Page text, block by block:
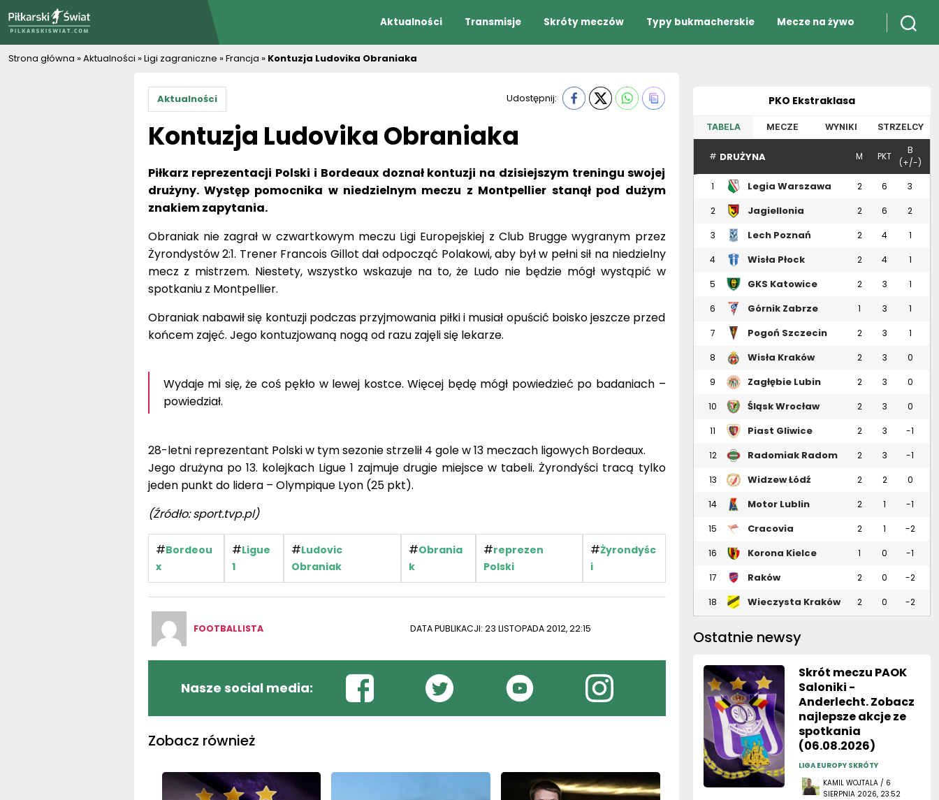
Aktualności Transmisje Skróty meczów Typy bukmacherskie Mecze na żywo
Strona główna »Aktualności »Ligi zagraniczne »Francja » Kontuzja Ludovika Obraniaka
Aktualności Udostępnij:
Kontuzja Ludovika Obraniaka
Piłkarz reprezentacji Polski i Bordeaux doznał kontuzji na dzisiejszym treningu swojej
drużyny. Występ pomocnika w niedzielnym meczu z Montpellier stanął pod dużym
znakiem zapytania.
Obraniak nie zagrał w czwartkowym meczu Ligi Europejskiej z Club Brugge wygranym przez
Żyrondystów 2:1. Trener Francois Gillot dał odpocząć Polakowi, aby był w pełni sił na niedzielny
mecz z mistrzem. Niestety, wszystko wskazuje na to, że Ludo nie będzie mógł wystąpić w
spotkaniu z Montpellier.
Obraniak nabawił się kontuzji podczas przyjmowania piłki i musiał opuścić boisko jeszcze przed
końcem zajęć. Jego kontuzjowaną nogą od razu zajęli się lekarze.
Wydaje mi się, że coś pękło w lewej kostce. Więcej będę mógł powiedzieć po badaniach –
powiedział.
28-letni reprezentant Polski w tym sezonie strzelił 4 gole w 13 meczach ligowych Bordeaux.
Jego drużyna po 13. kolejkach Ligue 1 zajmuje drugie miejsce w tabeli. Żyrondyści tracą tylko
jeden punkt do lidera – Olympique Lyon (25 pkt).
(Źródło: sport.tvp.pl)
#Bordeou
x
#Ligue
1
#Ludovic
Obraniak
#Obrania
k
#reprezen
Polski
#Żyrondyśc
i
FOOTBALLISTA DATA PUBLIKACJI: 23 LISTOPADA 2012, 22:15
Nasze social media:
Zobacz również
PKO Ekstraklasa
TABELA MECZE WYNIKI STRZELCY
# DRUŻYNA M PKT
B
(+/-)
1
Legia Warszawa 2 6 3
2
Jagiellonia
2 6 2
3 Lech Poznań 2 4 1
4 Wisła Płock 2 4 1
5 GKS Katowice 2 3 1
6 Górnik Zabrze 1 3 1
7 Pogoń Szczecin 2 3 1
8 Wisła Kraków 2 3 0
9 Zagłębie Lubin 2 3 0
10 Śląsk Wrocław 2 3 0
11 Piast Gliwice 2 3 -1
12 Radomiak Radom 2 3 -1
13 Widzew Łódź 2 2 0
14 Motor Lublin 2 1 -1
15 Cracovia 2 1 -2
16 Korona Kielce 1 0 -1
17
Raków
2 0 -2
18 Wieczysta Kraków 2 0 -2
Ostatnie newsy
Skrót meczu PAOK
Saloniki -
Anderlecht. Zobacz
najlepsze akcje ze
spotkania
(06.08.2026)
LIGA EUROPY SKRÓTY
KAMIL WOJTALA / 6
SIERPNIA 2026, 23:52